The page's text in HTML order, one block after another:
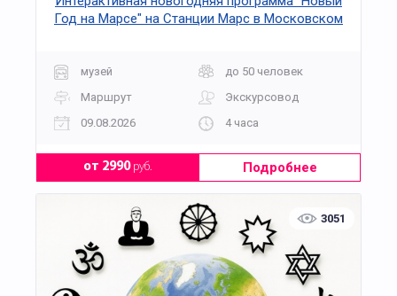
Год на Марсе" на Станции Марс в Московском
музей
до 50 человек
Маршрут
Экскурсовод
09.08.2026
4 часа
от 2990руб. Подробнее
3051